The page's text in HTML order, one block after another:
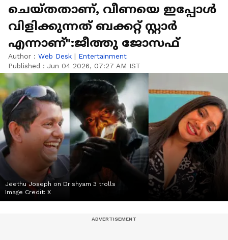
ചെയ്തതാണ്, വീണയെ ഇപ്പോൾ
വിളിക്കുന്നത് ബക്കറ്റ് സ്റ്റാർ
എന്നാണ്":ജീത്തു ജോസഫ്
Author : Web Desk | Entertainment
Published : Jun 04 2026, 07:27 AM IST
Jeethu Joseph on Drishyam 3 trolls
Image Credit: X